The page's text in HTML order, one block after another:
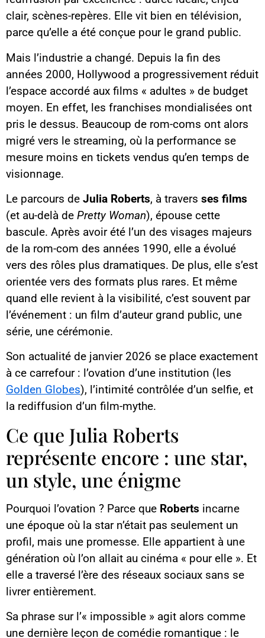
clair, scènes-repères. Elle vit bien en télévision,
parce qu’elle a été conçue pour le grand public.
Mais l’industrie a changé. Depuis la fin des
années 2000, Hollywood a progressivement réduit
l’espace accordé aux films « adultes » de budget
moyen. En effet, les franchises mondialisées ont
pris le dessus. Beaucoup de rom-coms ont alors
migré vers le streaming, où la performance se
mesure moins en tickets vendus qu’en temps de
visionnage.
Le parcours de Julia Roberts, à travers ses films
(et au-delà de Pretty Woman), épouse cette
bascule. Après avoir été l’un des visages majeurs
de la rom-com des années 1990, elle a évolué
vers des rôles plus dramatiques. De plus, elle s’est
orientée vers des formats plus rares. Et même
quand elle revient à la visibilité, c’est souvent par
l’événement : un film d’auteur grand public, une
série, une cérémonie.
Son actualité de janvier 2026 se place exactement
à ce carrefour : l’ovation d’une institution (les
Golden Globes), l’intimité contrôlée d’un selfie, et
la rediffusion d’un film-mythe.
Ce que Julia Roberts
représente encore : une star,
un style, une énigme
Pourquoi l’ovation ? Parce que Roberts incarne
une époque où la star n’était pas seulement un
profil, mais une promesse. Elle appartient à une
génération où l’on allait au cinéma « pour elle ». Et
elle a traversé l’ère des réseaux sociaux sans se
livrer entièrement.
Sa phrase sur l’« impossible » agit alors comme
une dernière leçon de comédie romantique : le